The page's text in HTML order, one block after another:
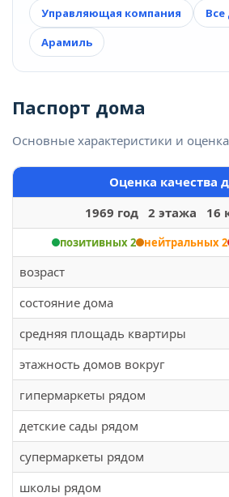
Управляющая компания
Арамиль
Паспорт дома
Основные характеристики и оценка
Оценка качества
1969 год 2 этажа 16
позитивных 2 нейтральных 2
возраст
состояние дома
средняя площадь квартиры
этажность домов вокруг
гипермаркеты рядом
детские сады рядом
супермаркеты рядом
школы рядом